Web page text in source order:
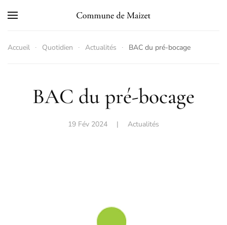
Accueil Quotidien Actualités BAC du pré-bocage
BAC du pré-bocage
19 Fév 2024 | Actualités